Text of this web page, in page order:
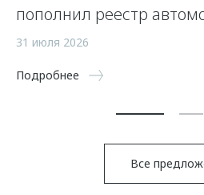
пополнил реестр
31 июля 2026
Подробнее
Все